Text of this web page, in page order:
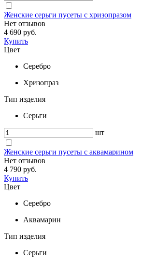
Женские серьги пусеты с хризопразом
Нет отзывов
4 690 руб.
Купить
Цвет
Серебро
Хризопраз
Тип изделия
Серьги
шт
Женские серьги пусеты с аквамарином
Нет отзывов
4 790 руб.
Купить
Цвет
Серебро
Аквамарин
Тип изделия
Серьги